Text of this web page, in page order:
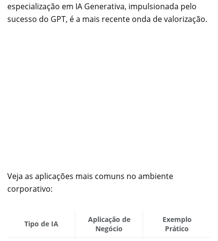
especialização em IA Generativa, impulsionada pelo
sucesso do GPT, é a mais recente onda de valorização.
Veja as aplicações mais comuns no ambiente
corporativo:
Tipo de IA
Aplicação de
Negócio
Exemplo
Prático